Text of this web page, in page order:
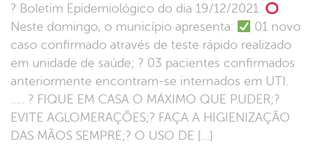
? Boletim Epidemiológico do dia 19/12/2021.
Neste domingo, o município apresenta:
01 novo
caso confirmado através de teste rápido realizado
em unidade de saúde; ? 03 pacientes confirmados
anteriormente encontram-se internados em UTI.
….. ? FIQUE EM CASA O MÁXIMO QUE PUDER;?
EVITE AGLOMERAÇÕES;? FAÇA A HIGIENIZAÇÃO
DAS MÃOS SEMPRE;? O USO DE […]